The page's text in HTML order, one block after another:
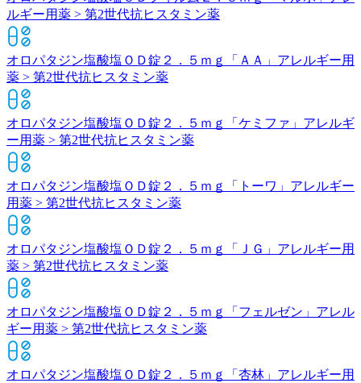
ルギー用薬 > 第2世代抗ヒスタミン薬
オロパタジン塩酸塩ＯＤ錠２．５ｍｇ「ＡＡ」 アレルギー用
薬 > 第2世代抗ヒスタミン薬
オロパタジン塩酸塩ＯＤ錠２．５ｍｇ「ケミファ」 アレルギ
ー用薬 > 第2世代抗ヒスタミン薬
オロパタジン塩酸塩ＯＤ錠２．５ｍｇ「トーワ」 アレルギー
用薬 > 第2世代抗ヒスタミン薬
オロパタジン塩酸塩ＯＤ錠２．５ｍｇ「ＪＧ」 アレルギー用
薬 > 第2世代抗ヒスタミン薬
オロパタジン塩酸塩ＯＤ錠２．５ｍｇ「フェルゼン」 アレル
ギー用薬 > 第2世代抗ヒスタミン薬
オロパタジン塩酸塩ＯＤ錠２．５ｍｇ「杏林」 アレルギー用